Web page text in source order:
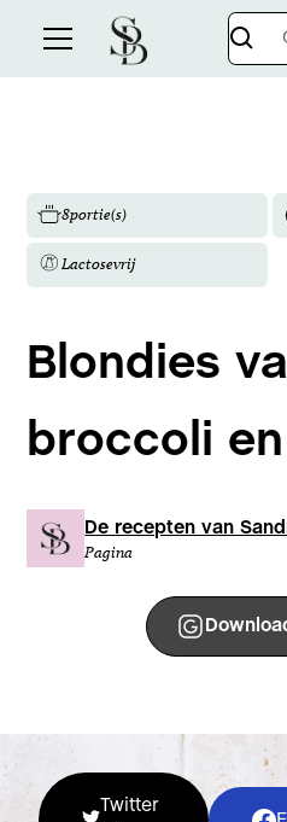
8portie(s)
Lactosevrij
Blondies
broccoli
De recepten van
Pagina
Twitter